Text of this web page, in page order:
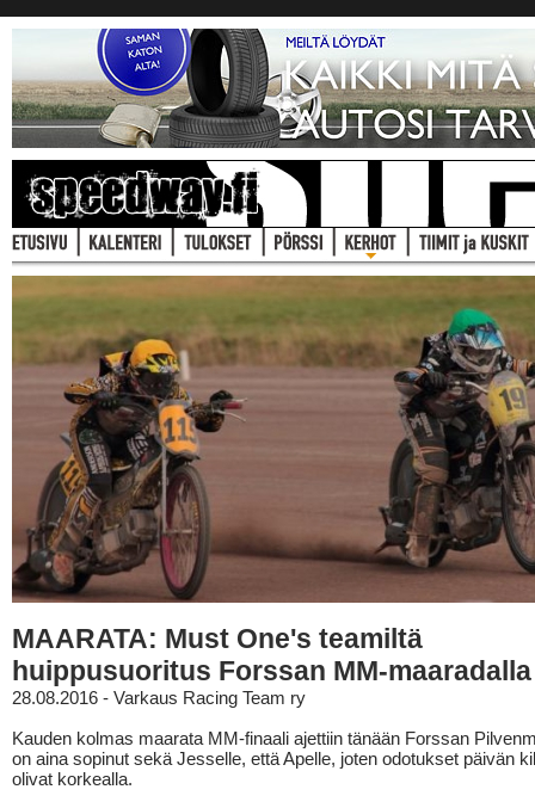
MAARATA: Must One's teamiltä
huippusuoritus Forssan MM-maaradalla
28.08.2016 - Varkaus Racing Team ry
Kauden kolmas maarata MM-finaali ajettiin tänään Forssan
on aina sopinut sekä Jesselle, että Apelle, joten odotukset päivän
olivat korkealla.